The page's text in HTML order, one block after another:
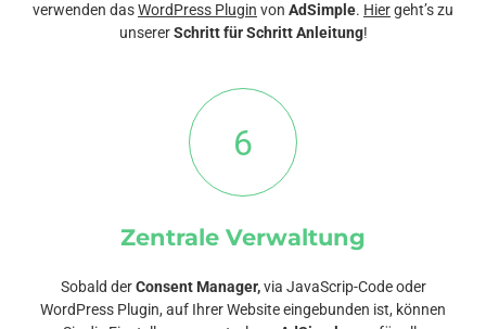
verwenden dasWordPress Plugin von AdSimple. Hiergeht’s zu
unsererSchritt für Schritt Anleitung!
6
Zentrale Verwaltung
Sobald derConsent Manager,via JavaScrip-Code oder
WordPress Plugin, auf Ihrer Website eingebunden ist, können